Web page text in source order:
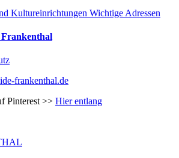
Kultureinrichtungen Wichtige Adressen
Frankenthal
Pinterest >> Hier entlang